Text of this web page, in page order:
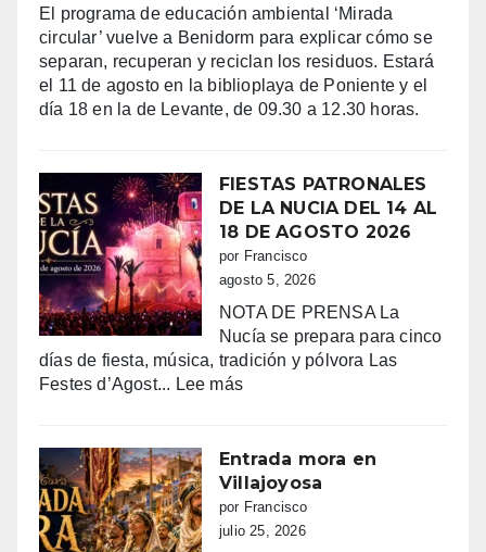
El programa de educación ambiental ‘Mirada
circular’ vuelve a Benidorm para explicar cómo se
separan, recuperan y reciclan los residuos. Estará
el 11 de agosto en la biblioplaya de Poniente y el
día 18 en la de Levante, de 09.30 a 12.30 horas.
FIESTAS PATRONALES
DE LA NUCIA DEL 14 AL
18 DE AGOSTO 2026
por Francisco
agosto 5, 2026
NOTA DE PRENSA La
Nucía se prepara para cinco
días de fiesta, música, tradición y pólvora Las
Festes d’Agost... Lee más:
DE
LA
NUCIA
DEL
Entrada mora en
Villajoyosa
por Francisco
julio 25, 2026